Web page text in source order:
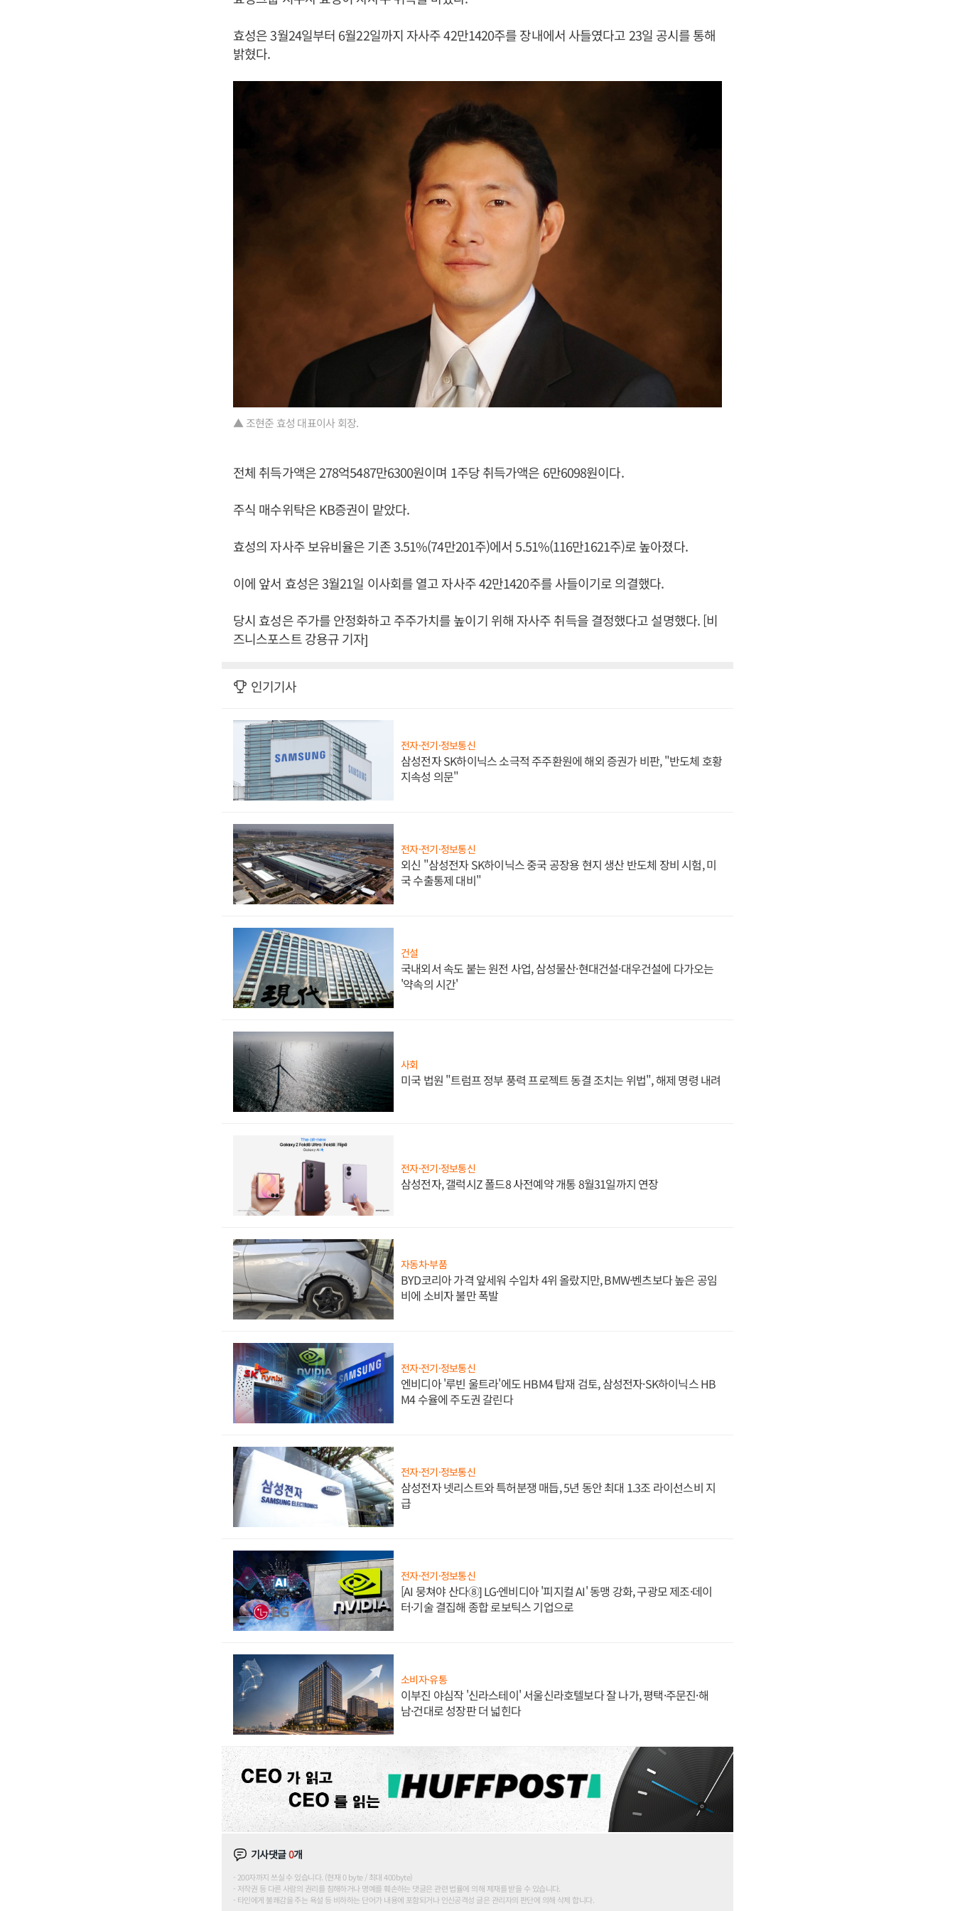
효성은 3월24일부터 6월22일까지 자사주 42만1420주를 장내에서 사들였다고 23일 공시를 통해
밝혔다.
▲ 조현준 효성 대표이사 회장.
전체 취득가액은 278억5487만6300원이며 1주당 취득가액은 6만6098원이다.
주식 매수위탁은 KB증권이 맡았다.
효성의 자사주 보유비율은 기존 3.51%(74만201주)에서 5.51%(116만1621주)로 높아졌다.
이에 앞서 효성은 3월21일 이사회를 열고 자사주 42만1420주를 사들이기로 의결했다.
당시 효성은 주가를 안정화하고 주주가치를 높이기 위해 자사주 취득을 결정했다고 설명했다. [비
즈니스포스트 강용규 기자]
인기기사
전자·전기·정보통신
삼성전자 SK하이닉스 소극적 주주환원에 해외 증권가 비판, "반도체 호황
지속성 의문"
전자·전기·정보통신
외신 "삼성전자 SK하이닉스 중국 공장용 현지 생산 반도체 장비 시험, 미
국 수출통제 대비"
건설
국내외서 속도 붙는 원전 사업, 삼성물산·현대건설·대우건설에 다가오는
'약속의 시간'
사회
미국 법원 "트럼프 정부 풍력 프로젝트 동결 조치는 위법", 해제 명령 내려
전자·전기·정보통신
삼성전자, 갤럭시Z 폴드8 사전예약 개통 8월31일까지 연장
자동차·부품
BYD코리아 가격 앞세워 수입차 4위 올랐지만, BMW·벤츠보다 높은 공임
비에 소비자 불만 폭발
전자·전기·정보통신
엔비디아 '루빈 울트라'에도 HBM4 탑재 검토, 삼성전자·SK하이닉스 HB
M4 수율에 주도권 갈린다
전자·전기·정보통신
삼성전자 넷리스트와 특허분쟁 매듭, 5년 동안 최대 1.3조 라이선스비 지
급
전자·전기·정보통신
[AI 뭉쳐야 산다⑧] LG·엔비디아 '피지컬 AI' 동맹 강화, 구광모 제조·데이
터·기술 결집해 종합 로보틱스 기업으로
소비자·유통
이부진 야심작 '신라스테이' 서울신라호텔보다 잘 나가, 평택·주문진·해
남·건대로 성장판 더 넓힌다
기사댓글0개
200자까지 쓰실 수 있습니다. (현재 0 byte / 최대 400byte)
저작권 등 다른 사람의 권리를 침해하거나 명예를 훼손하는 댓글은 관련 법률에 의해 제재를 받을 수 있습니다.
타인에게 불쾌감을 주는 욕설 등 비하하는 단어가 내용에 포함되거나 인신공격성 글은 관리자의 판단에 의해 삭제 합니다.